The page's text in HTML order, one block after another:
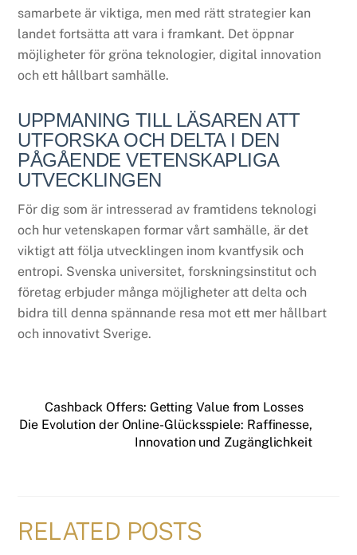
samarbete är viktiga, men med rätt strategier kan
landet fortsätta att vara i framkant. Det öppnar
möjligheter för gröna teknologier, digital innovation
och ett hållbart samhälle.
UPPMANING TILL LÄSAREN ATT
UTFORSKA OCH DELTA I DEN
PÅGÅENDE VETENSKAPLIGA
UTVECKLINGEN
För dig som är intresserad av framtidens teknologi
och hur vetenskapen formar vårt samhälle, är det
viktigt att följa utvecklingen inom kvantfysik och
entropi. Svenska universitet, forskningsinstitut och
företag erbjuder många möjligheter att delta och
bidra till denna spännande resa mot ett mer hållbart
och innovativt Sverige.
Cashback Offers: Getting Value from Losses
Die Evolution der Online-Glücksspiele: Raffinesse,
Innovation und Zugänglichkeit
RELATED POSTS